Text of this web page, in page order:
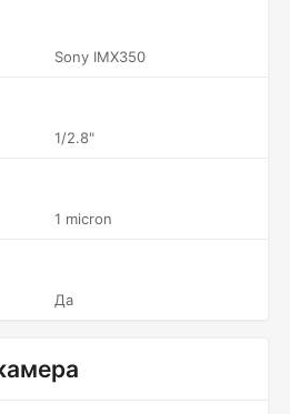
Sony IMX350
1/2.8"
1 micron
Да